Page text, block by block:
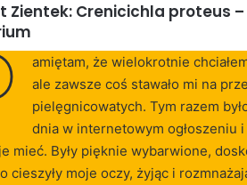
Zientek: Crenicichla proteus
amiętam, że wielokrotnie
ale zawsze coś stawało mi na
pielęgnicowatych. Tym razem
dnia w internetowym ogłoszeniu
mieć. Były pięknie wybarwione,
cieszyły moje oczy, żyjąc i